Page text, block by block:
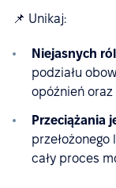
📌 Unikaj:
Niejasnych
podziału
opóźnień
Przeciążania
cały proces